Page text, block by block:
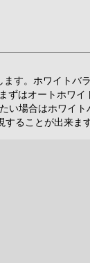
ます。ホワイトバ
ずはオートホワイ
い場合はホワイト
ることが出来ます